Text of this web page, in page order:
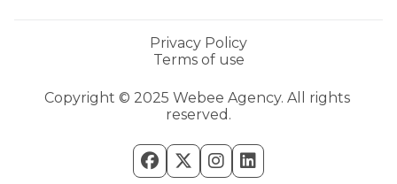
Legacy
Privacy Policy
Terms of use
Copyright © 2025 Webee Agency. All rights
reserved.